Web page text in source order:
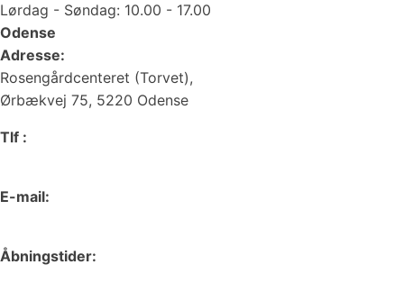
Lørdag - Søndag: 10.00 - 17.00
Odense
Adresse:
Rosengårdcenteret (Torvet),
Ørbækvej 75, 5220 Odense
Tlf :
E-mail:
Åbningstider: